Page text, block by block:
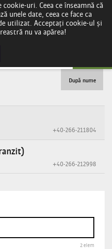
După nume
+40-266-211804
+40-266-212998
2 elem
uri. Ceea ce înseamnă că
unele date, ceea ce face ca
utilizat. Acceptați cookie-ul și
nu va apărea!